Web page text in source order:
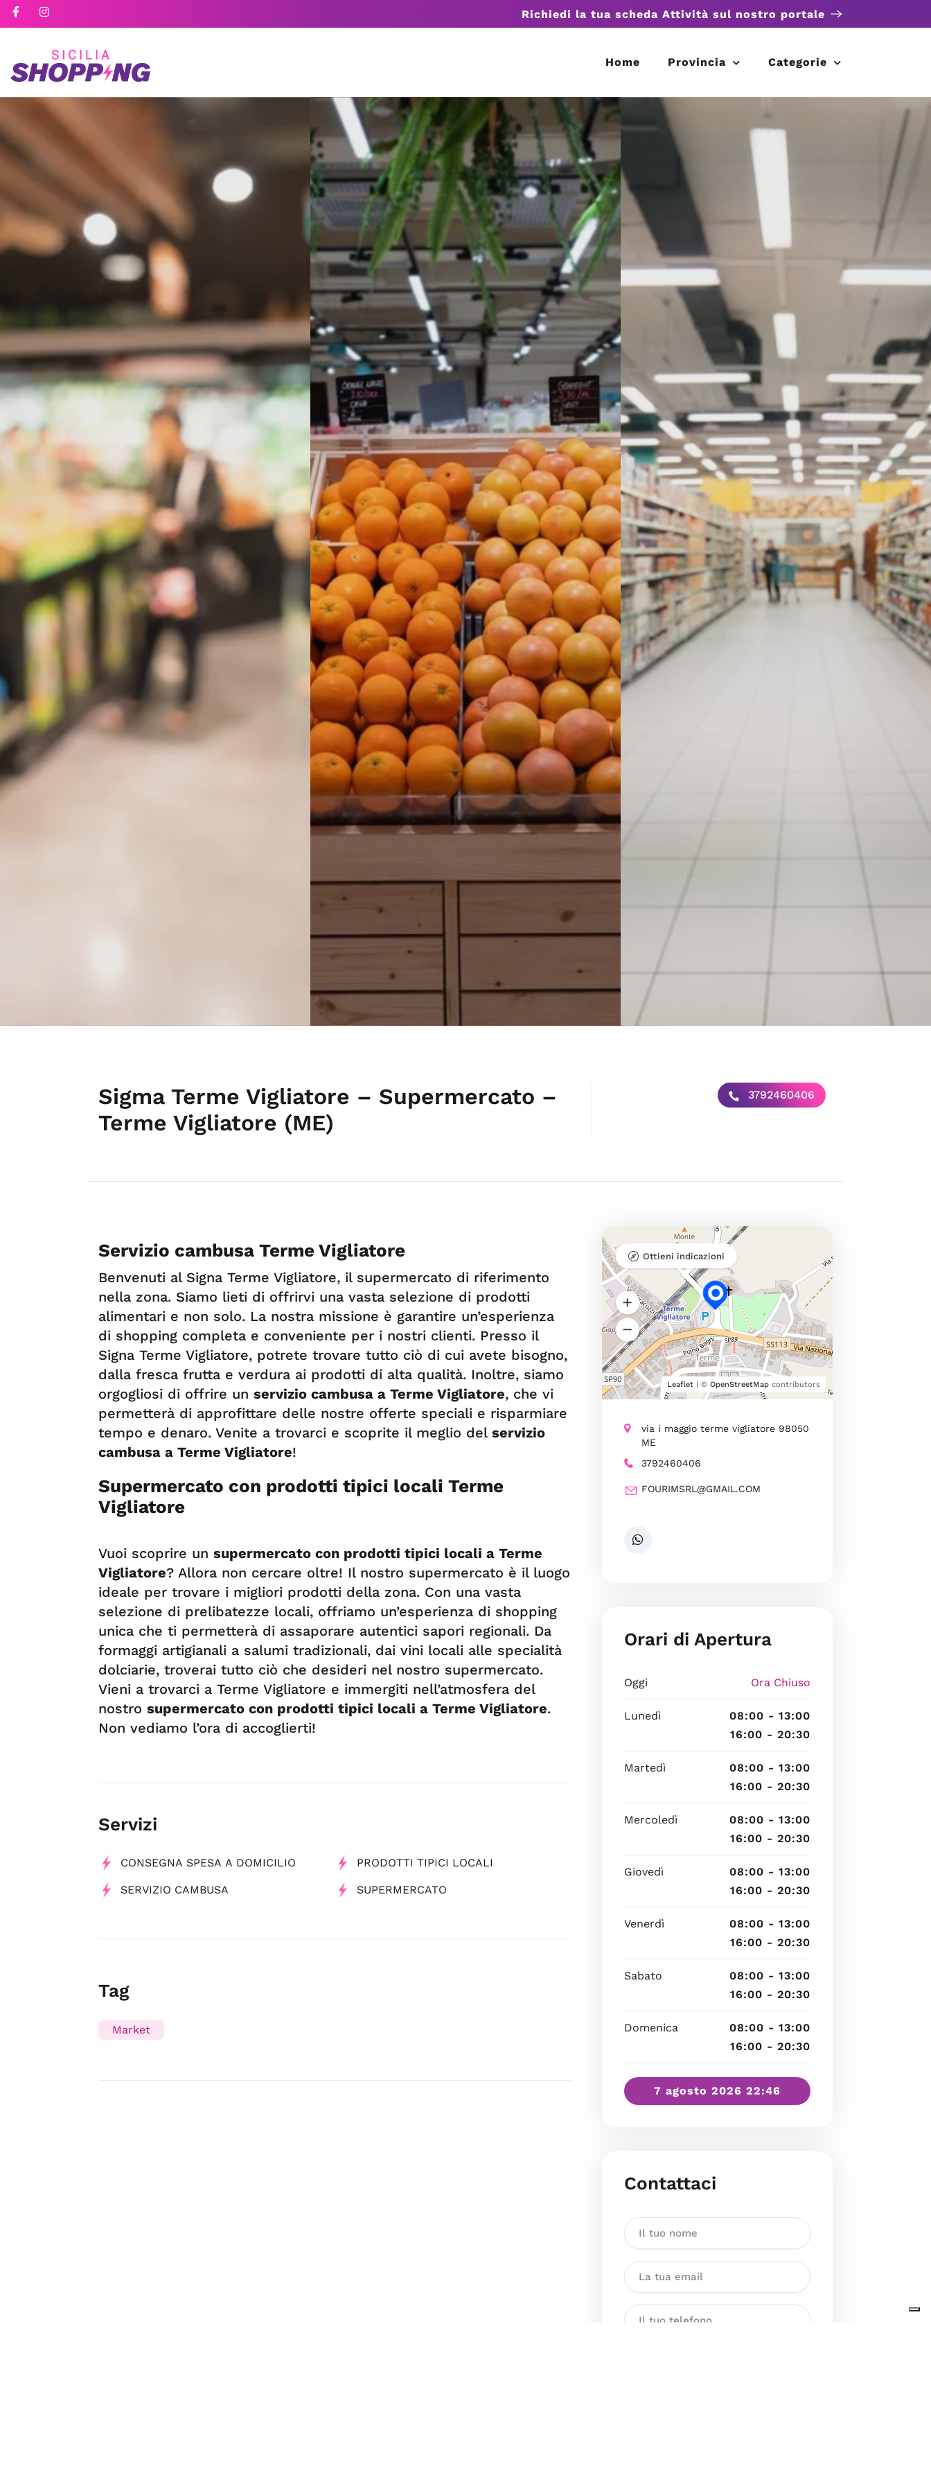
Richiedi la tua scheda Attività sul nostro portale
Home Provincia Categorie
Sigma Terme Vigliatore – Supermercato –
Terme Vigliatore (ME)
3792460406
Servizio cambusa Terme Vigliatore
Benvenuti al Signa Terme Vigliatore, il supermercato di riferimento
nella zona. Siamo lieti di offrirvi una vasta selezione di prodotti
alimentari e non solo. La nostra missione è garantire un’esperienza
di shopping completa e conveniente per i nostri clienti. Presso il
Signa Terme Vigliatore, potrete trovare tutto ciò di cui avete bisogno,
dalla fresca frutta e verdura ai prodotti di alta qualità. Inoltre, siamo
orgogliosi di offrire un servizio cambusa a Terme Vigliatore, che vi
permetterà di approfittare delle nostre offerte speciali e risparmiare
tempo e denaro. Venite a trovarci e scoprite il meglio del servizio
cambusa a Terme Vigliatore!
Supermercato con prodotti tipici locali Terme
Vigliatore
Vuoi scoprire un supermercato con prodotti tipici locali a Terme
Vigliatore? Allora non cercare oltre! Il nostro supermercato è il luogo
ideale per trovare i migliori prodotti della zona. Con una vasta
selezione di prelibatezze locali, offriamo un’esperienza di shopping
unica che ti permetterà di assaporare autentici sapori regionali. Da
formaggi artigianali a salumi tradizionali, dai vini locali alle specialità
dolciarie, troverai tutto ciò che desideri nel nostro supermercato.
Vieni a trovarci a Terme Vigliatore e immergiti nell’atmosfera del
nostro supermercato con prodotti tipici locali a Terme Vigliatore.
Non vediamo l’ora di accoglierti!
Servizi
CONSEGNA SPESA A DOMICILIO PRODOTTI TIPICI LOCALI
SERVIZIO CAMBUSA SUPERMERCATO
Tag
Market
Leaflet| © OpenStreetMapcontributors
Ottieni indicazioni
via i maggio terme vigliatore 98050
ME
3792460406
FOURIMSRL@GMAIL.COM
Orari di Apertura
Oggi Ora Chiuso
Lunedì
08:00 - 13:00
16:00 - 20:30
Martedì
08:00 - 13:00
16:00 - 20:30
Mercoledì
08:00 - 13:00
16:00 - 20:30
Giovedì
08:00 - 13:00
16:00 - 20:30
Venerdì
08:00 - 13:00
16:00 - 20:30
Sabato
08:00 - 13:00
16:00 - 20:30
Domenica
08:00 - 13:00
16:00 - 20:30
7 agosto 2026 22:46
Contattaci